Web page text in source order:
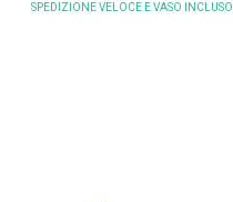
SPEDIZIONE VELOCE E VASO INCLUSO